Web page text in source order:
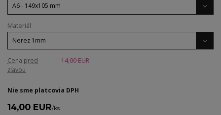
Materiál
Cena pred
zľavou
14,00 EUR
Nie sme platcovia DPH
14,00 EUR/ks